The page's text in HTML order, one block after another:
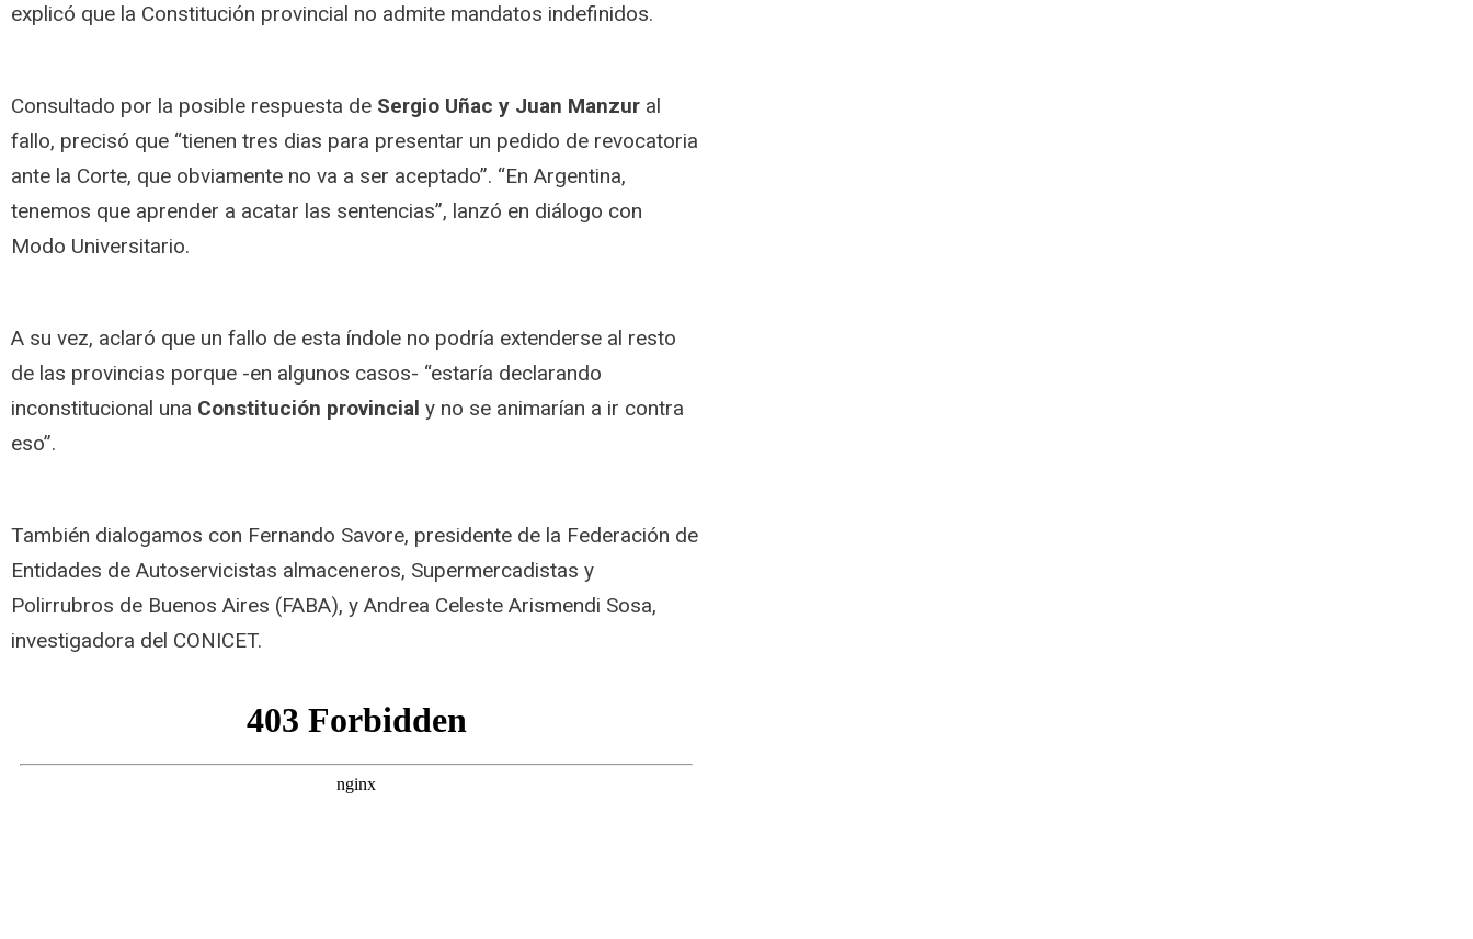
explicó que la Constitución provincial no admite mandatos indefinidos.
Consultado por la posible respuesta de Sergio Uñac y Juan Manzur al
fallo, precisó que “tienen tres dias para presentar un pedido de revocatoria
ante la Corte, que obviamente no va a ser aceptado”. “En Argentina,
tenemos que aprender a acatar las sentencias”, lanzó en diálogo con
Modo Universitario.
A su vez, aclaró que un fallo de esta índole no podría extenderse al resto
de las provincias porque -en algunos casos- “estaría declarando
inconstitucional una Constitución provincial y no se animarían a ir contra
eso”.
También dialogamos con Fernando Savore, presidente de la Federación de
Entidades de Autoservicistas almaceneros, Supermercadistas y
Polirrubros de Buenos Aires (FABA), y Andrea Celeste Arismendi Sosa,
investigadora del CONICET.